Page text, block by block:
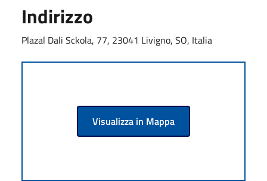
Indirizzo
Plazal Dali Sckola, 77, 23041 Livigno, SO, Italia
Visualizza in Mappa